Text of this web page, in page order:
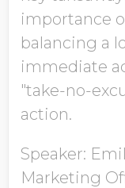
importance
balancing a
immediate
"take-no-
action.
Speaker:
Marketing